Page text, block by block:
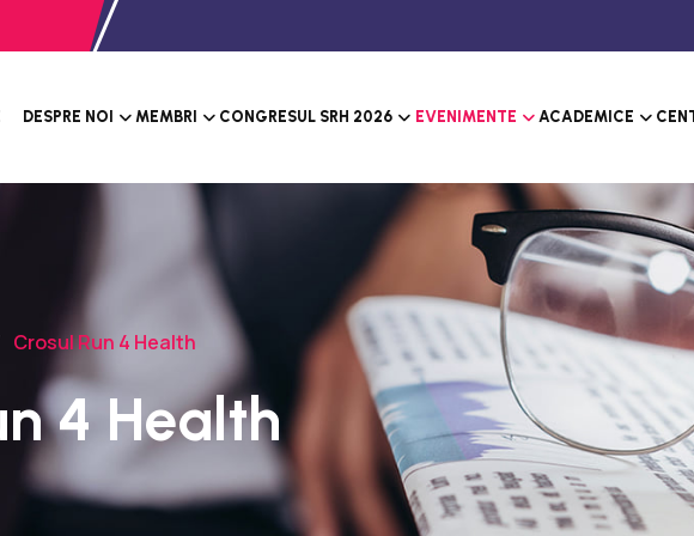
DESPRE NOI MEMBRI CONGRESUL SRH 2026 EVENIMENTE ACADEMICE
4 Health
Crosul Run 4 Health